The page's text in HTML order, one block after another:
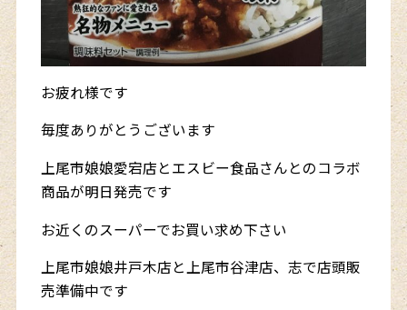
お疲れ様です
毎度ありがとうございます
上尾市娘娘愛宕店とエスビー食品さんとのコラボ
商品が明日発売です
お近くのスーパーでお買い求め下さい
上尾市娘娘井戸木店と上尾市谷津店、志で店頭販
売準備中です